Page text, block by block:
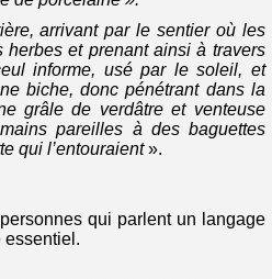
arrivant par le sentier où les
herbes et prenant ainsi à travers
informe, usé par le soleil, et
biche, donc pénétrant dans la
grâle de verdâtre et venteuse
pareilles à des baguettes
qui l’entouraient».
qui parlent un langage
essentiel.